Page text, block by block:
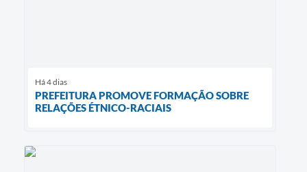
Há 4 dias
PREFEITURA PROMOVE FORMAÇÃO SOBRE
RELAÇÕES ÉTNICO-RACIAIS